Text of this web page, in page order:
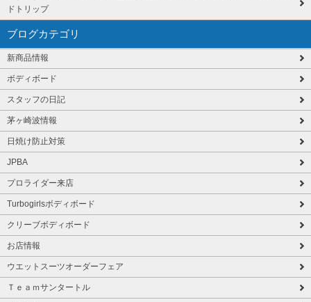
ドトリップ
ブログカテゴリ
新商品情報
ボディボード
スタッフの日記
茅ヶ崎波情報
日焼け防止対策
JPBA
プロライダー来店
Turbogirlsボディボード
クリーブボディボード
お店情報
ウエットスーツオーダーフェア
Ｔｅａｍサンタートル